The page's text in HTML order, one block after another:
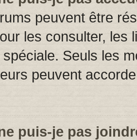
peuvent être
les consulter, les
Seuls les
peuvent
puis-je pas